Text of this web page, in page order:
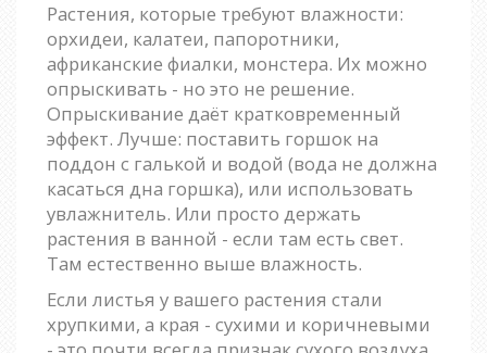
Растения, которые требуют влажности:
орхидеи, калатеи, папоротники,
африканские фиалки, монстера. Их можно
опрыскивать - но это не решение.
Опрыскивание даёт кратковременный
эффект. Лучше: поставить горшок на
поддон с галькой и водой (вода не должна
касаться дна горшка), или использовать
увлажнитель. Или просто держать
растения в ванной - если там есть свет.
Там естественно выше влажность.
Если листья у вашего растения стали
хрупкими, а края - сухими и коричневыми